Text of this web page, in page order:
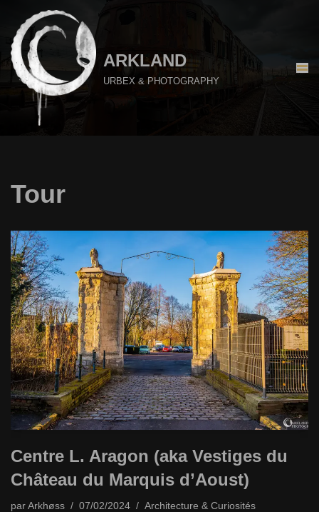
Aller
au
contenu
ARKLAND
URBEX & PHOTOGRAPHY
Tour
Centre L. Aragon (aka Vestiges du
Château du Marquis d’Aoust)
par Arkhøss 07/02/2024 Architecture & Curiosités